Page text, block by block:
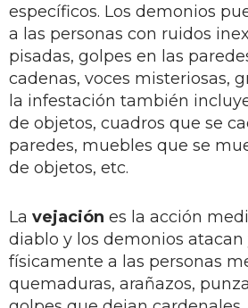
específicos. Los demonios
a las personas con ruidos
pisadas, golpes en las
cadenas, voces misteriosas,
la infestación también
de objetos, cuadros que se
paredes, muebles que se
de objetos, etc.
La vejación es la acción
diablo y los demonios atacan
físicamente a las personas
quemaduras, arañazos,